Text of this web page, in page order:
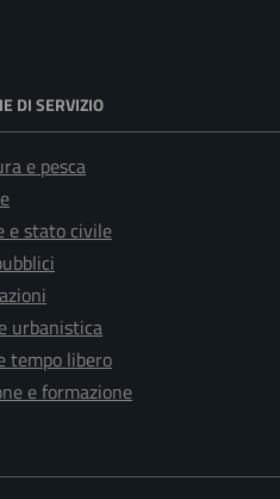
DI SERVIZIO
e pesca
e stato civile
urbanistica
tempo libero
e formazione